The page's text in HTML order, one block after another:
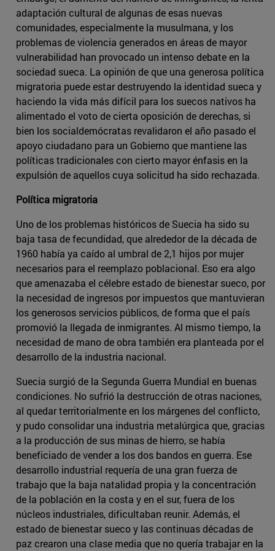
adaptación cultural de algunas de esas nuevas
comunidades, especialmente la musulmana, y los
problemas de violencia generados en áreas de mayor
vulnerabilidad han provocado un intenso debate en la
sociedad sueca. La opinión de que una generosa política
migratoria puede estar destruyendo la identidad sueca y
haciendo la vida más difícil para los suecos nativos ha
alimentado el voto de cierta oposición de derechas, si
bien los socialdemócratas revalidaron el año pasado el
apoyo ciudadano para un Gobierno que mantiene las
políticas tradicionales con cierto mayor énfasis en la
expulsión de aquellos cuya solicitud ha sido rechazada.
Política migratoria
Uno de los problemas históricos de Suecia ha sido su
baja tasa de fecundidad, que alrededor de la década de
1960 había ya caído al umbral de 2,1 hijos por mujer
necesarios para el reemplazo poblacional. Eso era algo
que amenazaba el célebre estado de bienestar sueco, por
la necesidad de ingresos por impuestos que mantuvieran
los generosos servicios públicos, de forma que el país
promovió la llegada de inmigrantes. Al mismo tiempo, la
necesidad de mano de obra también era planteada por el
desarrollo de la industria nacional.
Suecia surgió de la Segunda Guerra Mundial en buenas
condiciones. No sufrió la destrucción de otras naciones,
al quedar territorialmente en los márgenes del conflicto,
y pudo consolidar una industria metalúrgica que, gracias
a la producción de sus minas de hierro, se había
beneficiado de vender a los dos bandos en guerra. Ese
desarrollo industrial requería de una gran fuerza de
trabajo que la baja natalidad propia y la concentración
de la población en la costa y en el sur, fuera de los
núcleos industriales, dificultaban reunir. Además, el
estado de bienestar sueco y las continuas décadas de
paz crearon una clase media que no quería trabajar en la